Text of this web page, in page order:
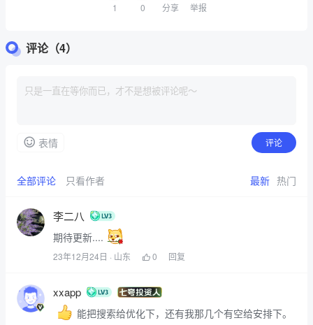
分享 举报
评论（4）
表情 评论
全部评论 只看作者 最新 热门
李二八
期待更新....
23年12月24日 · 山东 0 回复
xxapp
能把搜索给优化下，还有我那几个有空给安排下。